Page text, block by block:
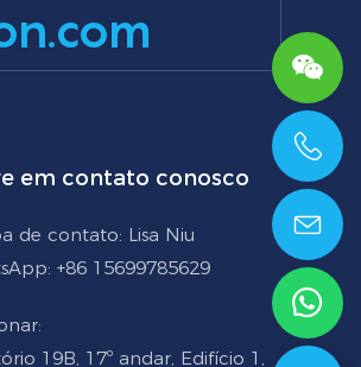
em contato conosco
de contato: Lisa Niu
+86 15699785629
19B, 17º andar, Edifício 1,